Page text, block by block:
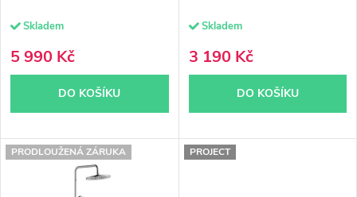
u
k
t
ů
u
k
t
ů
Skladem
5 990 Kč
DO KOŠÍKU
Skladem
3 190 Kč
DO KOŠÍKU
PRODLOUŽENÁ ZÁRUKA PROJECT